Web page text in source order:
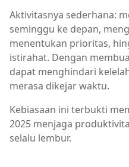
Aktivitasnya sederhana:
seminggu ke depan,
menentukan prioritas,
istirahat. Dengan
dapat menghindari
merasa dikejar waktu.
Kebiasaan ini terbukti
2025 menjaga
selalu lembur.